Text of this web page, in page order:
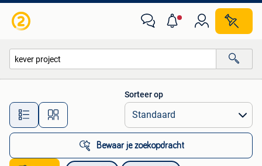
Alle afstanden…
Sorteer op
Bewaar je zoekopdracht